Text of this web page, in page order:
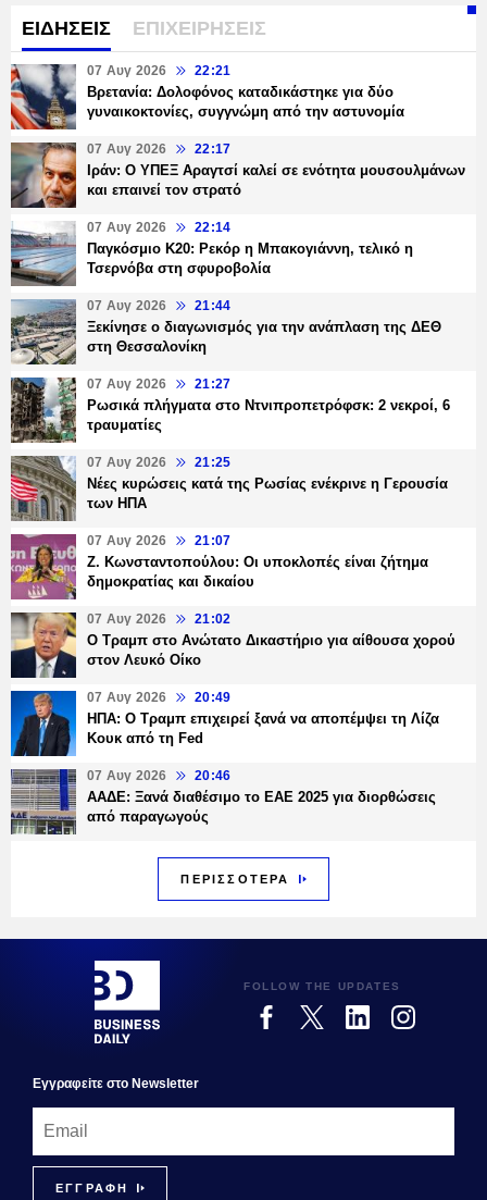
ΕΙΔΗΣΕΙΣ ΕΠΙΧΕΙΡΗΣΕΙΣ
07 Αυγ 2026 22:21
Βρετανία: Δολοφόνος καταδικάστηκε για δύο
γυναικοκτονίες, συγγνώμη από την αστυνομία
07 Αυγ 2026 22:17
Ιράν: Ο ΥΠΕΞ Αραγτσί καλεί σε ενότητα μουσουλμάνων
και επαινεί τον στρατό
07 Αυγ 2026 22:14
Παγκόσμιο Κ20: Ρεκόρ η Μπακογιάννη, τελικό η
Τσερνόβα στη σφυροβολία
07 Αυγ 2026 21:44
Ξεκίνησε ο διαγωνισμός για την ανάπλαση της ΔΕΘ
στη Θεσσαλονίκη
07 Αυγ 2026 21:27
Ρωσικά πλήγματα στο Ντνιπροπετρόφσκ: 2 νεκροί, 6
τραυματίες
07 Αυγ 2026 21:25
Νέες κυρώσεις κατά της Ρωσίας ενέκρινε η Γερουσία
των ΗΠΑ
07 Αυγ 2026 21:07
Ζ. Κωνσταντοπούλου: Οι υποκλοπές είναι ζήτημα
δημοκρατίας και δικαίου
07 Αυγ 2026 21:02
Ο Τραμπ στο Ανώτατο Δικαστήριο για αίθουσα χορού
στον Λευκό Οίκο
07 Αυγ 2026 20:49
ΗΠΑ: Ο Τραμπ επιχειρεί ξανά να αποπέμψει τη Λίζα
Κουκ από τη Fed
07 Αυγ 2026 20:46
ΑΑΔΕ: Ξανά διαθέσιμο το ΕΑΕ 2025 για διορθώσεις
από παραγωγούς
ΠΕΡΙΣΣΟΤΕΡΑ
FOLLOW THE UPDATES
Εγγραφεiτε στο Newsletter